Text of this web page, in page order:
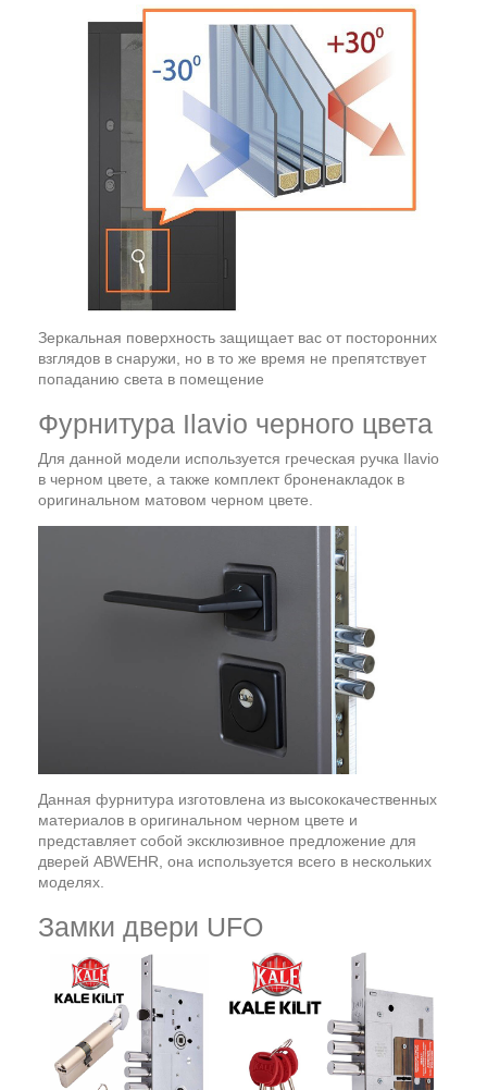
Зеркальная поверхность защищает вас от посторонних
взглядов в снаружи, но в то же время не препятствует
попаданию света в помещение
Фурнитура Ilavio черного цвета
Для данной модели используется греческая ручка Ilavio
в черном цвете, а также комплект броненакладок в
оригинальном матовом черном цвете.
Данная фурнитура изготовлена из высококачественных
материалов в оригинальном черном цвете и
представляет собой эксклюзивное предложение для
дверей ABWEHR, она используется всего в нескольких
моделях.
Замки двери UFO